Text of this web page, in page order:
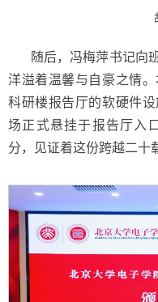
随后，冯梅萍书记向
洋溢着温馨与自豪之情
科研楼报告厅的软硬件
场正式悬挂于报告厅入
分，见证着这份跨越二十